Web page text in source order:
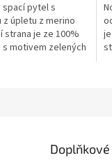
pytel s
úpletu z merino
strana je ze 100%
motivem zelených